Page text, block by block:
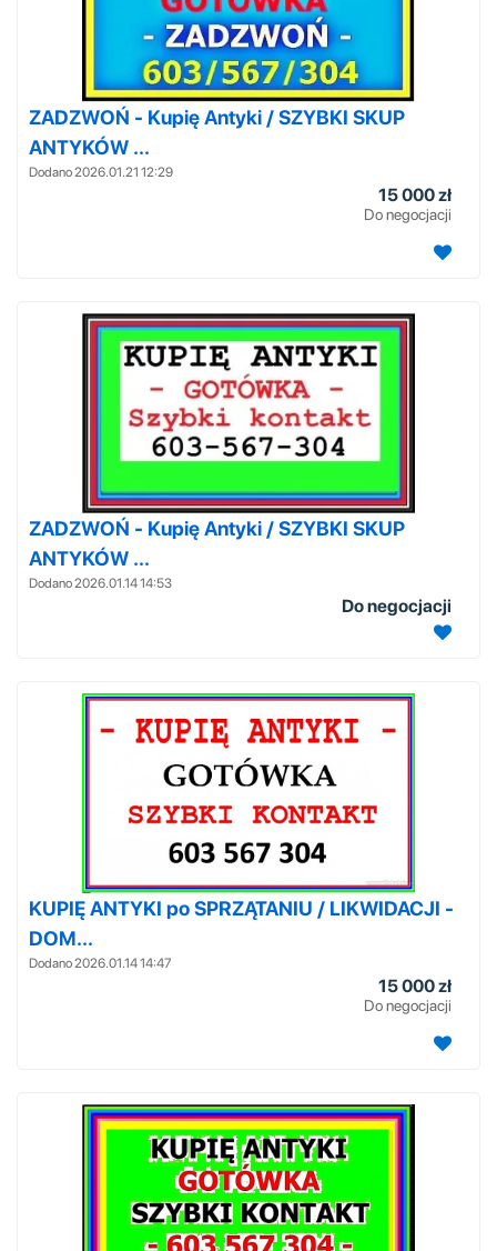
ZADZWOŃ - Kupię Antyki / SZYBKI SKUP
ANTYKÓW ...
Dodano 2026.01.21 12:29
15 000 zł
Do negocjacji
ZADZWOŃ - Kupię Antyki / SZYBKI SKUP
ANTYKÓW ...
Dodano 2026.01.14 14:53
Do negocjacji
KUPIĘ ANTYKI po SPRZĄTANIU / LIKWIDACJI -
DOM...
Dodano 2026.01.14 14:47
15 000 zł
Do negocjacji